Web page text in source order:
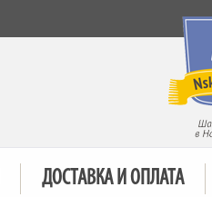
ДОСТАВКА И ОПЛАТА